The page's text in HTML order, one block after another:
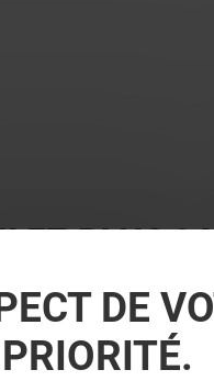
PLUS ?
DE